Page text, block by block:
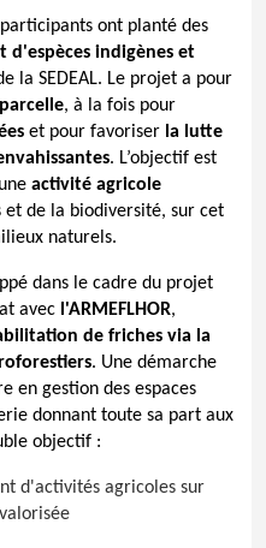
ont planté des
d'espèces indigènes et
la SEDEAL. Le projet a pour
, à la fois pour
et pour favoriser la lutte
. L’objectif est
activité agricole
et de la biodiversité, sur cet
naturels.
dans le cadre du projet
avec l'ARMEFLHOR,
de friches via la
. Une démarche
en gestion des espaces
donnant toute sa part aux
objectif :
d'activités agricoles sur